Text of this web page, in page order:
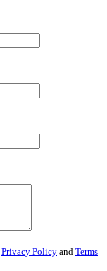
Privacy Policy and Terms